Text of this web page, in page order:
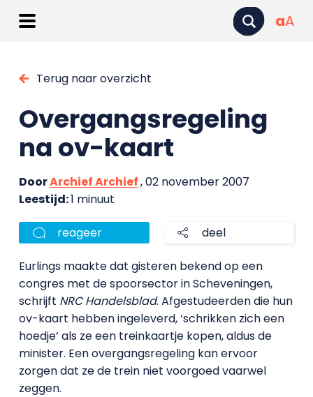
aA
Terug naar overzicht
Overgangsregeling
na ov-kaart
DoorArchief Archief, 02 november 2007
Leestijd:1 minuut
reageer deel
Eurlings maakte dat gisteren bekend op een
congres met de spoorsector in Scheveningen,
schrijft NRC Handelsblad. Afgestudeerden die hun
ov-kaart hebben ingeleverd, ‘schrikken zich een
hoedje’ als ze een treinkaartje kopen, aldus de
minister. Een overgangsregeling kan ervoor
zorgen dat ze de trein niet voorgoed vaarwel
zeggen.